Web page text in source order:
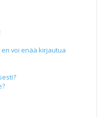
voi enää kirjautua